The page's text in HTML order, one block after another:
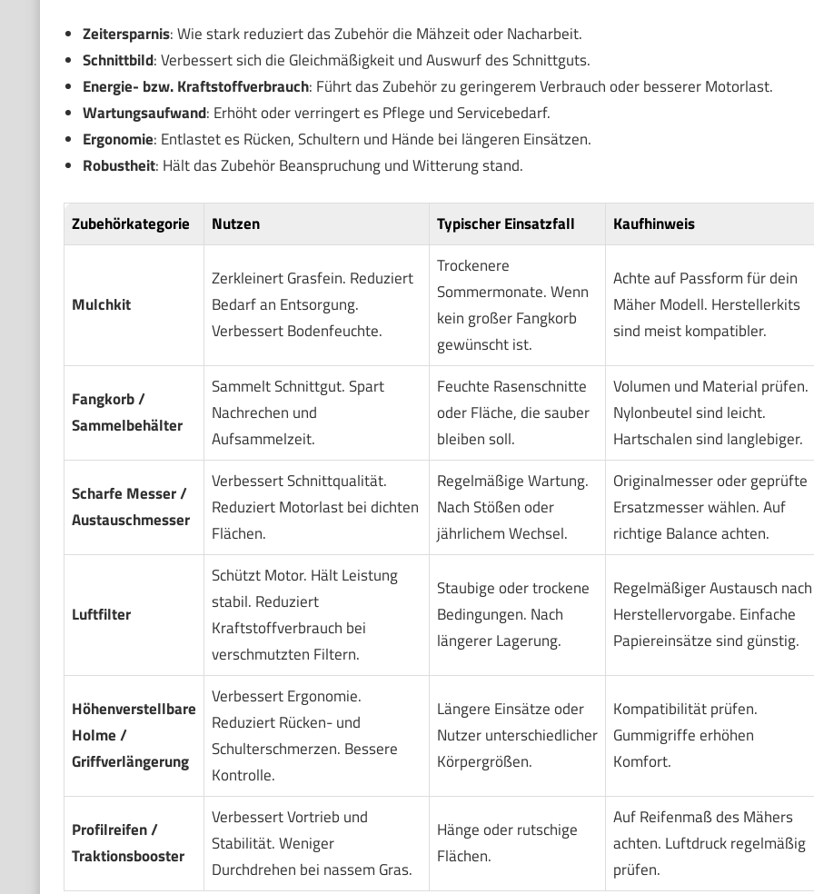
Zeitersparnis: Wie stark reduziert das Zubehör die Mähzeit oder Nacharbeit.
Schnittbild: Verbessert sich die Gleichmäßigkeit und Auswurf des Schnittguts.
Energie- bzw. Kraftstoffverbrauch: Führt das Zubehör zu geringerem Verbrauch oder besserer Motorlast.
Wartungsaufwand: Erhöht oder verringert es Pflege und Servicebedarf.
Ergonomie: Entlastet es Rücken, Schultern und Hände bei längeren Einsätzen.
Robustheit: Hält das Zubehör Beanspruchung und Witterung stand.
Zubehörkategorie Nutzen Typischer Einsatzfall Kaufhinweis
Mulchkit
Zerkleinert Grasfein. Reduziert
Bedarf an Entsorgung.
Verbessert Bodenfeuchte.
Trockenere
Sommermonate. Wenn
kein großer Fangkorb
gewünscht ist.
Achte auf Passform für dein
Mäher Modell. Herstellerkits
sind meist kompatibler.
Fangkorb /
Sammelbehälter
Sammelt Schnittgut. Spart
Nachrechen und
Aufsammelzeit.
Feuchte Rasenschnitte
oder Fläche, die sauber
bleiben soll.
Volumen und Material prüfen.
Nylonbeutel sind leicht.
Hartschalen sind langlebiger.
Scharfe Messer /
Austauschmesser
Verbessert Schnittqualität.
Reduziert Motorlast bei dichten
Flächen.
Regelmäßige Wartung.
Nach Stößen oder
jährlichem Wechsel.
Originalmesser oder geprüfte
Ersatzmesser wählen. Auf
richtige Balance achten.
Luftfilter
Schützt Motor. Hält Leistung
stabil. Reduziert
Kraftstoffverbrauch bei
verschmutzten Filtern.
Staubige oder trockene
Bedingungen. Nach
längerer Lagerung.
Regelmäßiger Austausch nach
Herstellervorgabe. Einfache
Papiereinsätze sind günstig.
Höhenverstellbare
Holme /
Griffverlängerung
Verbessert Ergonomie.
Reduziert Rücken- und
Schulterschmerzen. Bessere
Kontrolle.
Längere Einsätze oder
Nutzer unterschiedlicher
Körpergrößen.
Kompatibilität prüfen.
Gummigriffe erhöhen
Komfort.
Profilreifen /
Traktionsbooster
Verbessert Vortrieb und
Stabilität. Weniger
Durchdrehen bei nassem Gras.
Hänge oder rutschige
Flächen.
Auf Reifenmaß des Mähers
achten. Luftdruck regelmäßig
prüfen.